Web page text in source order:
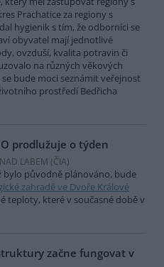
Prachatice za regiony s
hygienik s tím, že odborníci se
obyvatel mají jednotlivé
ovzduší, kvalita potravin či
na různých věkových
bude moci seznámit veřejnost
prostředí Bedřicha
prodlužuje o týden
LABEM (ČIA)
bylo původně plánováno, bude
zahradě ve Dvoře Králové
teploty, které v současné době v
začne fungovat v